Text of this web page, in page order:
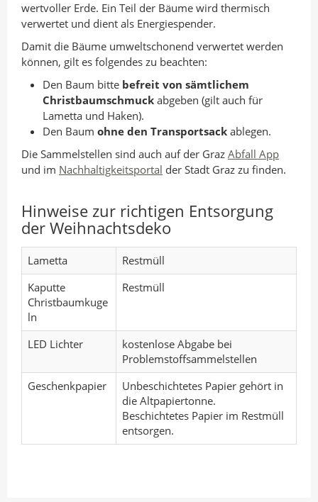
n
n
wertvoller Erde. Ein Teil der Bäume wird thermisch
verwertet und dient als Energiespender.
Damit die Bäume umweltschonend verwertet werden
können, gilt es folgendes zu beachten:
Den Baum bitte befreit von sämtlichem
Christbaumschmuck abgeben (gilt auch für
Lametta und Haken).
Den Baum ohne den Transportsack ablegen.
Die Sammelstellen sind auch auf der Graz Abfall App
und im Nachhaltigkeitsportal der Stadt Graz zu finden.
Hinweise zur richtigen Entsorgung
der Weihnachtsdeko
Lametta
Restmüll
Kaputte
Christbaumkuge
ln
Restmüll
LED Lichter
kostenlose Abgabe bei
Problemstoffsammelstellen
Geschenkpapier
Unbeschichtetes Papier gehört in
die Altpapiertonne.
Beschichtetes Papier im Restmüll
entsorgen.